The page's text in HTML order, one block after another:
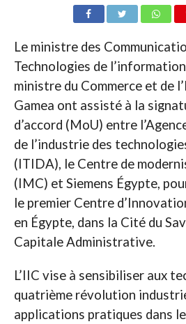
Le ministre des
Technologies de
ministre du Commerce et de
Gamea ont assisté à la
d’accord (MoU) entre
de l’industrie des
(ITIDA), le Centre de
(IMC) et Siemens Égypte,
le premier Centre
en Égypte, dans la Cité du
Capitale Administrative.
L’IIC vise à sensibiliser aux
quatrième révolution
applications pratiques dans